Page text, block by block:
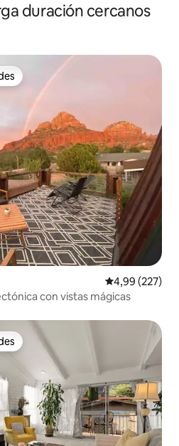
duración cercanos
más destacados
Calificación
4,99 (227)
con vistas mágicas
más destacados